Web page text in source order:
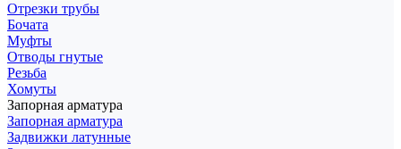
Отрезки трубы
Бочата
Муфты
Отводы гнутые
Резьба
Хомуты
Запорная арматура
Запорная арматура
Задвижки латунные